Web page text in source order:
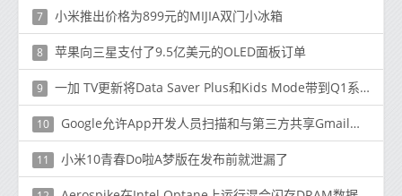
7 小米推出价格为899元的MIJIA双门小冰箱
8 苹果向三星支付了9.5亿美元的OLED面板订单
9 一加 TV更新将Data Saver Plus和Kids Mode带到Q1系列
10 Google允许App开发人员扫描和与第三方共享Gmail数据
11 小米10青春Do啦A梦版在发布前就泄漏了